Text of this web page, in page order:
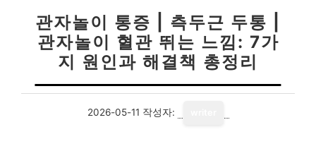
관자놀이 통증 | 측두근 두통 |
관자놀이 혈관 뛰는 느낌: 7가
지 원인과 해결책 총정리
2026-05-11 작성자: